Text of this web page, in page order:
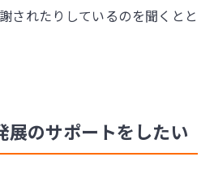
されたりしているのを聞くとと
展のサポートをしたい